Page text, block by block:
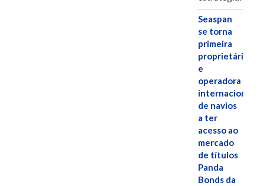
Seaspan
se torna
primeira
proprietária
e
operadora
internacional
de navios
a ter
acesso ao
mercado
de títulos
Panda
Bonds da